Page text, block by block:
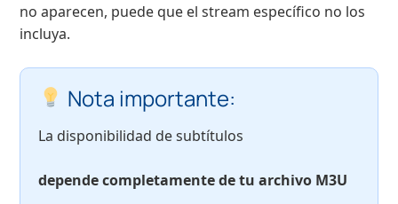
no aparecen, puede que el stream específico no los
incluya.
Nota importante:
La disponibilidad de subtítulos
depende completamente de tu archivo M3U